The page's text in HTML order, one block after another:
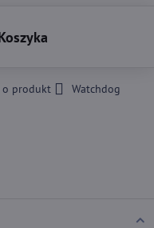
Koszyka
o produkt
Watchdog